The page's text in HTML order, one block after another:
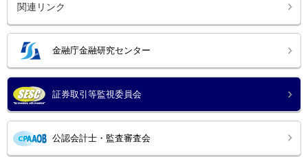
関連リンク
金融庁金融研究センター
証券取引等監視委員会
公認会計士・監査審査会